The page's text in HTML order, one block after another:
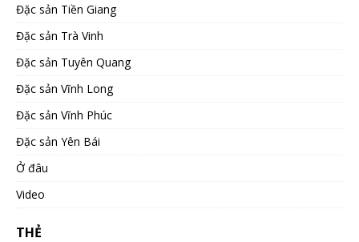
Đặc sản Tiền Giang
Đặc sản Trà Vinh
Đặc sản Tuyên Quang
Đặc sản Vĩnh Long
Đặc sản Vĩnh Phúc
Đặc sản Yên Bái
Ở đâu
Video
THẺ